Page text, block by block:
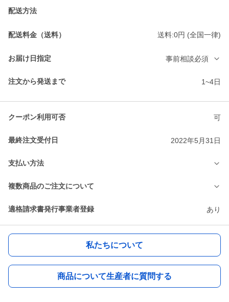
配送方法
配送料金（送料） 送料:0円 (全国一律)
お届け日指定 事前相談必須
注文から発送まで 1~4日
クーポン利用可否 可
最終注文受付日 2022年5月31日
支払い方法
複数商品のご注文について
適格請求書発行事業者登録 あり
私たちについて
商品について生産者に質問する